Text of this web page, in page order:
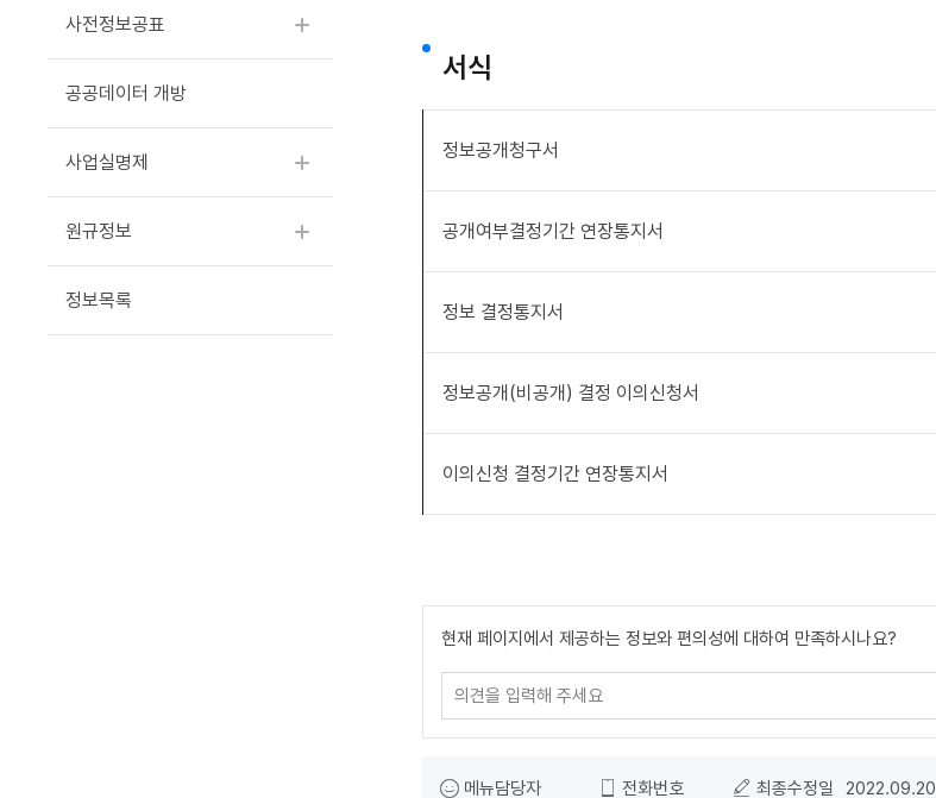
사전정보공표
공공데이터 개방
사업실명제
원규정보
정보목록
서식
정보공개청구서
공개여부결정기간 연장통지서
정보 결정통지서
정보공개(비공개) 결정 이의신청서
이의신청 결정기간 연장통지서
콘텐츠 만족도 조사
현재 페이지에서 제공하는 정보와 편의성에 대하여 만족하시나요?
메뉴담당자 전화번호 최종수정일 2022.09.20